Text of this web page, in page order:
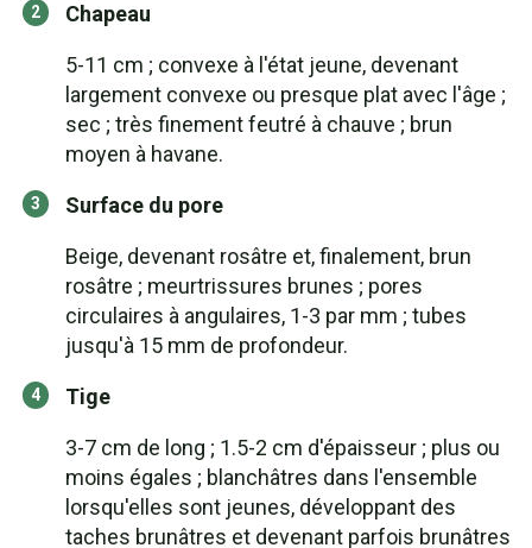
Chapeau
5-11 cm ; convexe à l'état jeune, devenant
largement convexe ou presque plat avec l'âge ;
sec ; très finement feutré à chauve ; brun
moyen à havane.
Surface du pore
Beige, devenant rosâtre et, finalement, brun
rosâtre ; meurtrissures brunes ; pores
circulaires à angulaires, 1-3 par mm ; tubes
jusqu'à 15 mm de profondeur.
Tige
3-7 cm de long ; 1.5-2 cm d'épaisseur ; plus ou
moins égales ; blanchâtres dans l'ensemble
lorsqu'elles sont jeunes, développant des
taches brunâtres et devenant parfois brunâtres